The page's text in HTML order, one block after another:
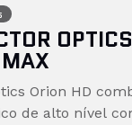
Orion HD
de alto nível